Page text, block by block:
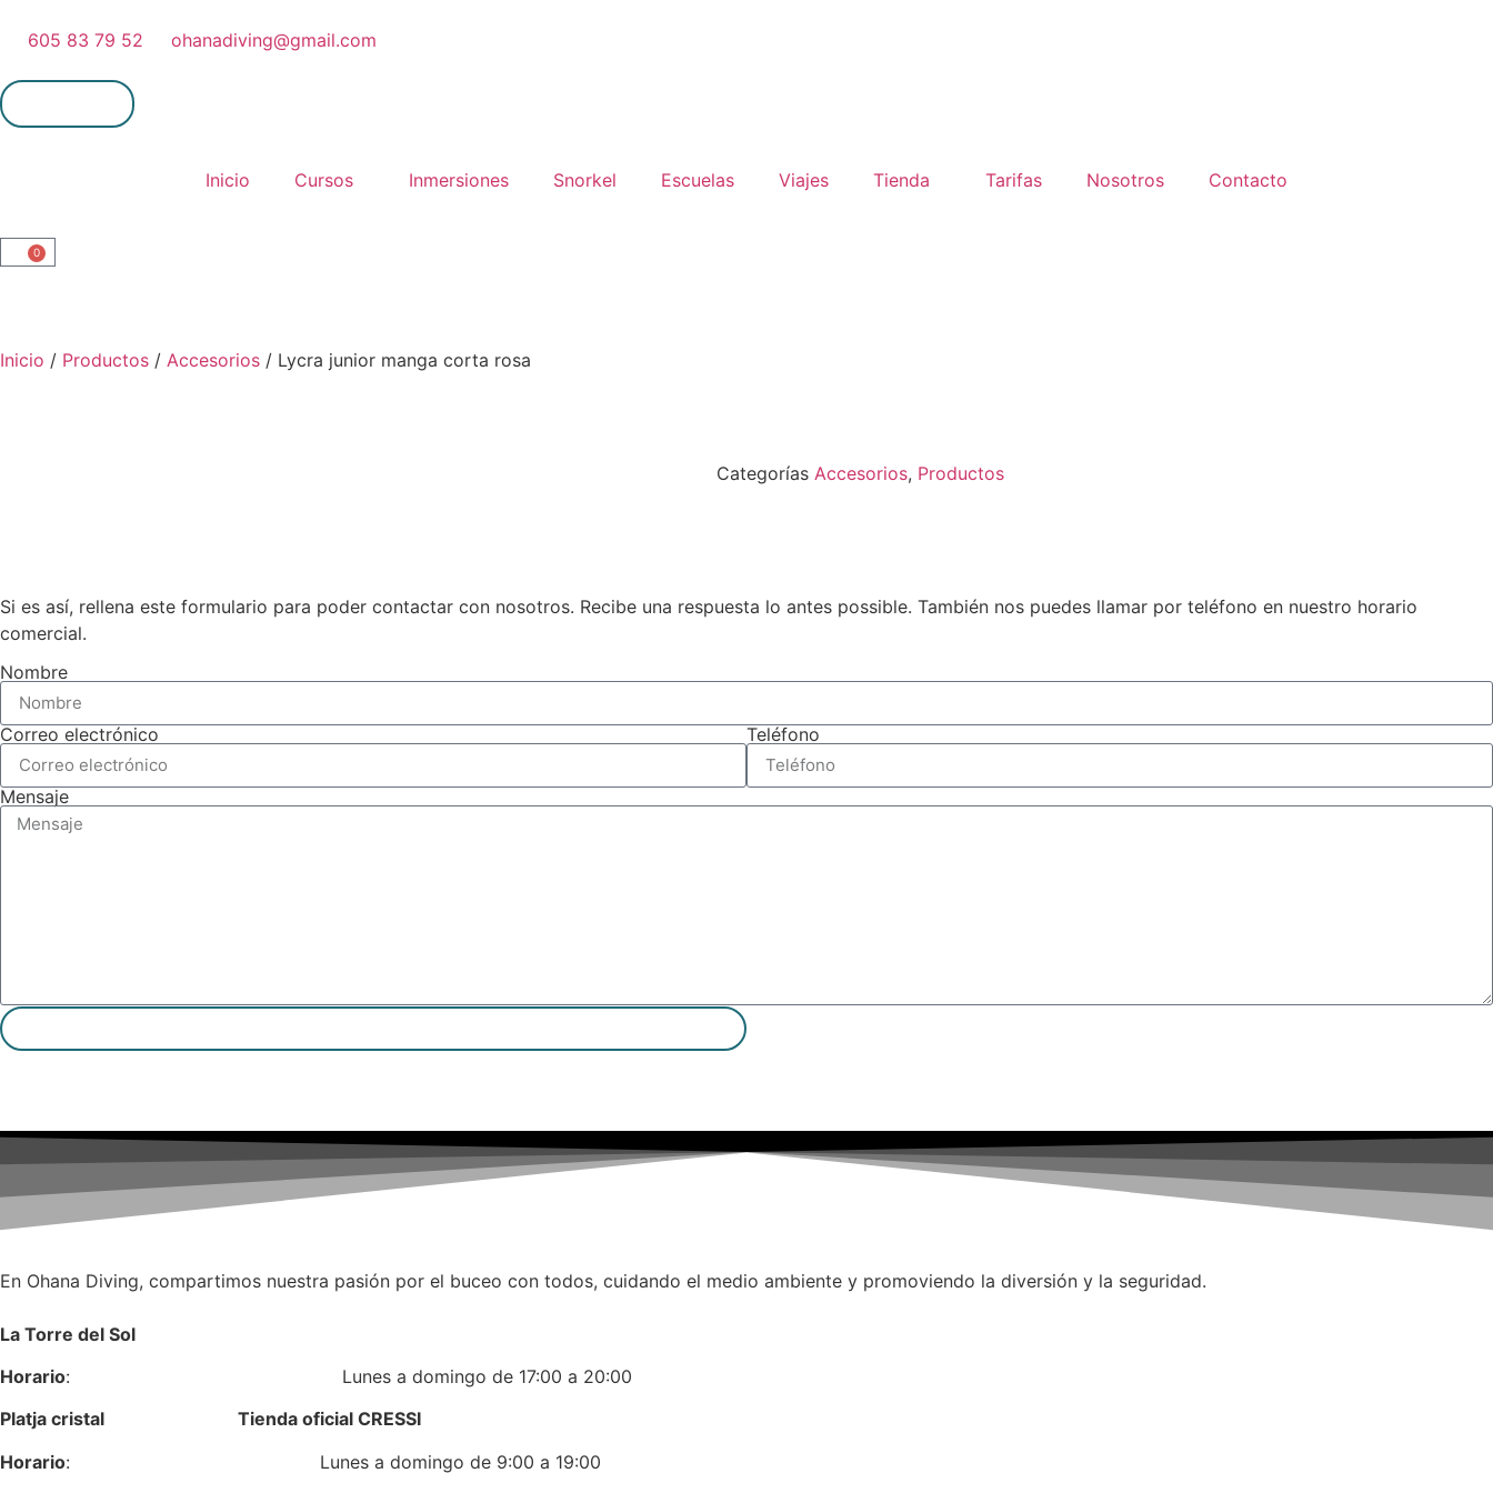
605 83 79 52 ohanadiving@gmail.com
Inicio Cursos Inmersiones Snorkel Escuelas Viajes Tienda Tarifas Nosotros Contacto
0
Inicio / Productos / Accesorios / Lycra junior manga corta rosa
Categorías Accesorios, Productos
Si es así, rellena este formulario para poder contactar con nosotros. Recibe una respuesta lo antes possible. También nos puedes llamar por teléfono en nuestro horario
comercial.
Nombre
Correo electrónico Teléfono
Mensaje
En Ohana Diving, compartimos nuestra pasión por el buceo con todos, cuidando el medio ambiente y promoviendo la diversión y la seguridad.
La Torre del Sol
Horario: Lunes a domingo de 17:00 a 20:00
Platja cristal Tienda oficial CRESSI
Horario: Lunes a domingo de 9:00 a 19:00